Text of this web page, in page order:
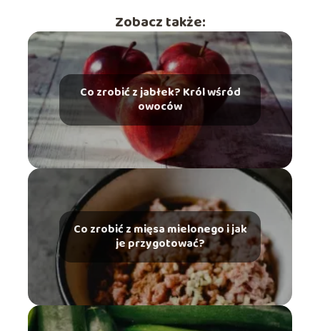
Zobacz także:
Co zrobić z jabłek? Król wśród
owoców
Co zrobić z mięsa mielonego i jak
je przygotować?